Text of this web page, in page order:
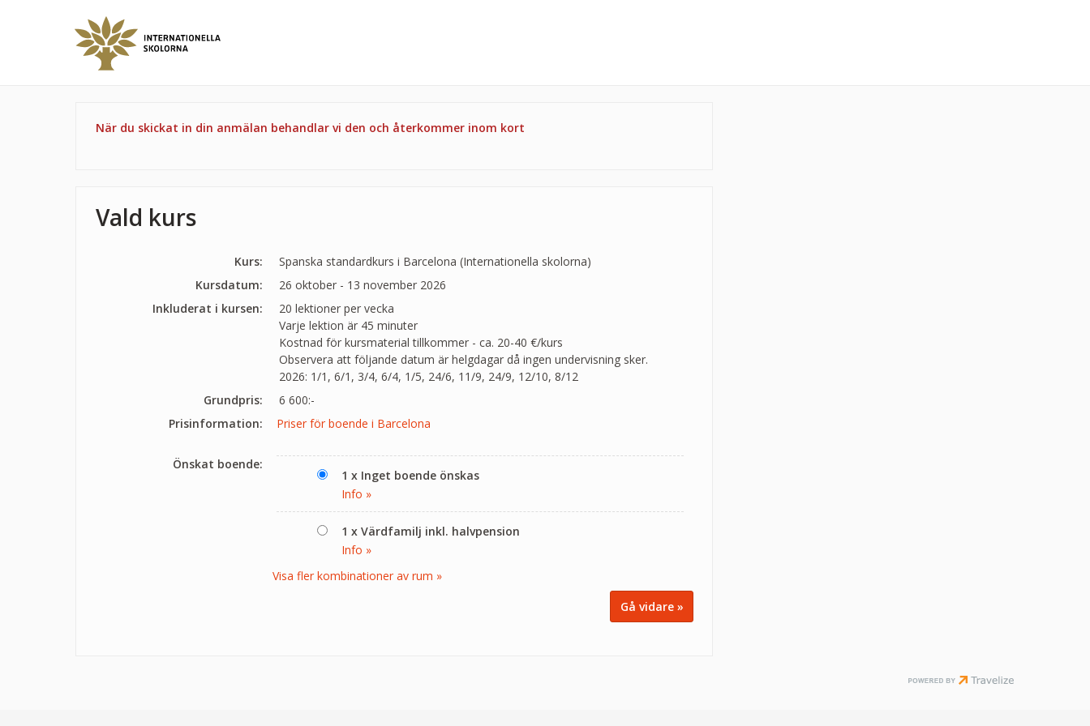
När du skickat in din anmälan behandlar vi den och återkommer inom kort
Vald kurs
Kurs:
Spanska standardkurs i Barcelona (Internationella skolorna)
Kursdatum:
26 oktober - 13 november 2026
Inkluderat i kursen:
20 lektioner per vecka
Varje lektion är 45 minuter
Kostnad för kursmaterial tillkommer - ca. 20-40 €/kurs
Observera att följande datum är helgdagar då ingen undervisning sker.
2026: 1/1, 6/1, 3/4, 6/4, 1/5, 24/6, 11/9, 24/9, 12/10, 8/12
Grundpris:
6 600:-
Prisinformation:
Priser för boende i Barcelona
Önskat boende:
1 x Inget boende önskas
Info »
1 x Värdfamilj inkl. halvpension
Info »
Visa fler kombinationer av rum »